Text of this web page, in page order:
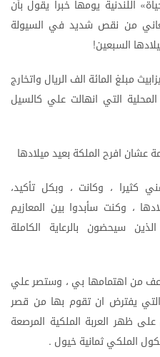
» اللندنية يومها خبرا يقول بأن
من نقص شديد في السيولة
السبعين!
مبلغ المائة الف الريال واتخارج
المحلية التي انهالت علي كالسيل
عشان افرحالملكة بعيدميلادها
كثيرا ، وكانت ، وبكل تأكيد،
، وكنت سأبدوا بين المعازيم
الذين سيحضون بالرعاية الكاملة
من اهتمامها بي ، وستصرعلي
التي يفترض ان تقوم بها من قصر
على ظهر العربة الملكية المرصعة
الملكيثمانيةخيول .